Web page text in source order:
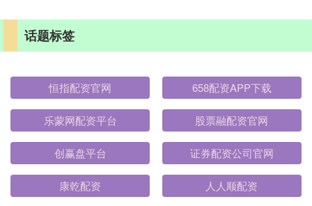
话题标签
恒指配资官网 658配资APP下载
乐蒙网配资平台 股票融配资官网
创赢盘平台 证券配资公司官网
康乾配资 人人顺配资